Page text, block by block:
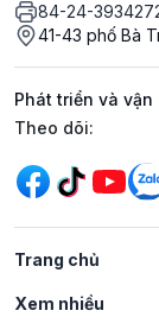
84-24-
41-43 phố Bà
Phát triển và
Mạng xã
Theo dõi:
Trang chủ
Xem nhiều